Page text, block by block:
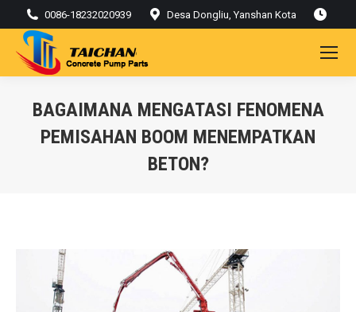
0086-18232020939 Desa Dongliu, Yanshan Kota
BAGAIMANA MENGATASI FENOMENA
PEMISAHAN BOOM MENEMPATKAN
BETON?